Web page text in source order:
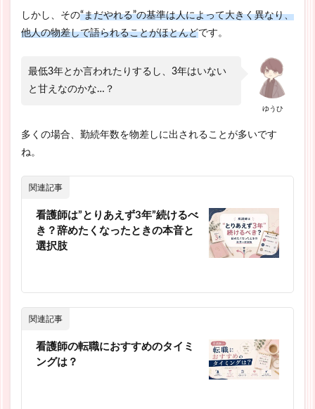
しかし、その“まだやれる”の基準は人によって大きく異なり、
他人の物差しで語られることがほとんどです。
ゆうひ
最低3年とか言われたりするし、3年はいない
と甘えなのかな…？
多くの場合、勤続年数を物差しに出されることが多いです
ね。
関連記事
看護師は”とりあえず3年”続けるべ
き？辞めたくなったときの本音と
選択肢
関連記事
看護師の転職におすすめのタイミ
ングは？